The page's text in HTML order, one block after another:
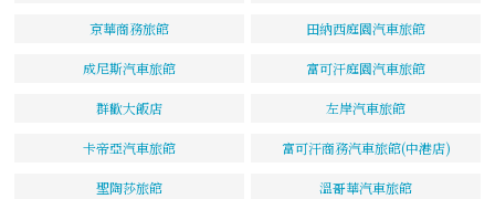
京華商務旅館 田納西庭園汽車旅館
成尼斯汽車旅館 富可汗庭園汽車旅館
群歡大飯店 左岸汽車旅館
卡帝亞汽車旅館 富可汗商務汽車旅館(中港店)
聖陶莎旅館 溫哥華汽車旅館